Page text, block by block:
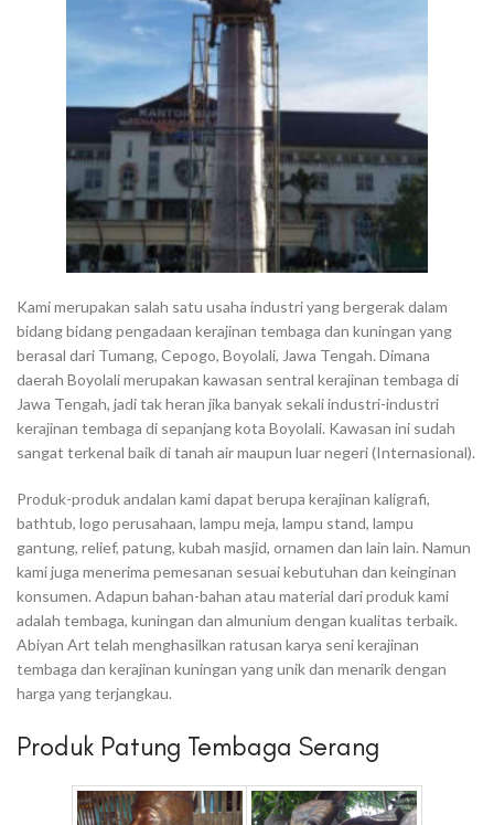
Kami merupakan salah satu usaha industri yang bergerak dalam
bidang bidang pengadaan kerajinan tembaga dan kuningan yang
berasal dari Tumang, Cepogo, Boyolali, Jawa Tengah. Dimana
daerah Boyolali merupakan kawasan sentral kerajinan tembaga di
Jawa Tengah, jadi tak heran jika banyak sekali industri-industri
kerajinan tembaga di sepanjang kota Boyolali. Kawasan ini sudah
sangat terkenal baik di tanah air maupun luar negeri (Internasional).
Produk-produk andalan kami dapat berupa kerajinan kaligrafi,
bathtub, logo perusahaan, lampu meja, lampu stand, lampu
gantung, relief, patung, kubah masjid, ornamen dan lain lain. Namun
kami juga menerima pemesanan sesuai kebutuhan dan keinginan
konsumen. Adapun bahan-bahan atau material dari produk kami
adalah tembaga, kuningan dan almunium dengan kualitas terbaik.
Abiyan Art telah menghasilkan ratusan karya seni kerajinan
tembaga dan kerajinan kuningan yang unik dan menarik dengan
harga yang terjangkau.
Produk Patung Tembaga Serang